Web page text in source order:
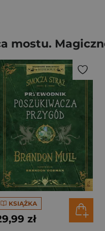
mostu.
KSIĄŻKA
zł